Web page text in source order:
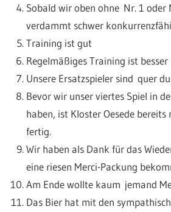
Sobald wir oben ohne Nr. 1 oder
verdammt schwer
Training ist gut
Regelmäßiges Training ist besser
Unsere Ersatzspieler sind quer
Bevor wir unser viertes Spiel in
haben, ist Kloster Oesede
fertig.
Wir haben als Dank für das
eine riesen Merci-Packung
Am Ende wollte kaum jemand
Das Bier hat mit den